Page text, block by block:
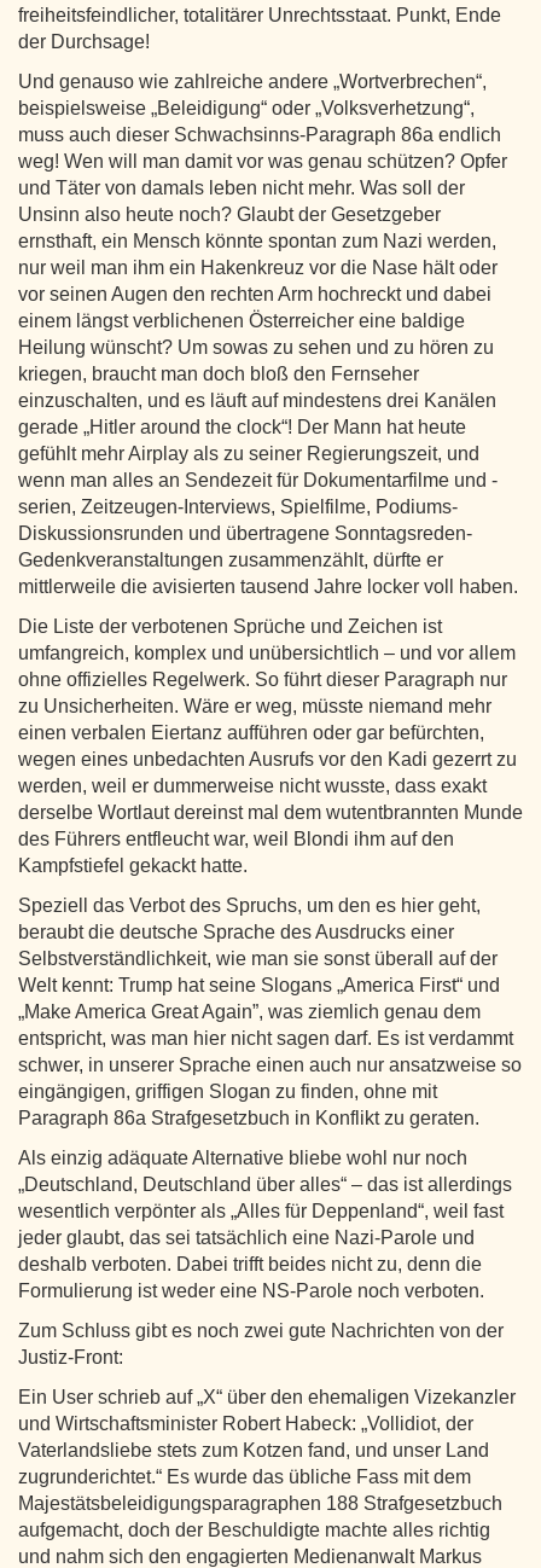
freiheitsfeindlicher, totalitärer Unrechtsstaat. Punkt, Ende
der Durchsage!
Und genauso wie zahlreiche andere „Wortverbrechen“,
beispielsweise „Beleidigung“ oder „Volksverhetzung“,
muss auch dieser Schwachsinns-Paragraph 86a endlich
weg! Wen will man damit vor was genau schützen? Opfer
und Täter von damals leben nicht mehr. Was soll der
Unsinn also heute noch? Glaubt der Gesetzgeber
ernsthaft, ein Mensch könnte spontan zum Nazi werden,
nur weil man ihm ein Hakenkreuz vor die Nase hält oder
vor seinen Augen den rechten Arm hochreckt und dabei
einem längst verblichenen Österreicher eine baldige
Heilung wünscht? Um sowas zu sehen und zu hören zu
kriegen, braucht man doch bloß den Fernseher
einzuschalten, und es läuft auf mindestens drei Kanälen
gerade „Hitler around the clock“! Der Mann hat heute
gefühlt mehr Airplay als zu seiner Regierungszeit, und
wenn man alles an Sendezeit für Dokumentarfilme und -
serien, Zeitzeugen-Interviews, Spielfilme, Podiums-
Diskussionsrunden und übertragene Sonntagsreden-
Gedenkveranstaltungen zusammenzählt, dürfte er
mittlerweile die avisierten tausend Jahre locker voll haben.
Die Liste der verbotenen Sprüche und Zeichen ist
umfangreich, komplex und unübersichtlich – und vor allem
ohne offizielles Regelwerk. So führt dieser Paragraph nur
zu Unsicherheiten. Wäre er weg, müsste niemand mehr
einen verbalen Eiertanz aufführen oder gar befürchten,
wegen eines unbedachten Ausrufs vor den Kadi gezerrt zu
werden, weil er dummerweise nicht wusste, dass exakt
derselbe Wortlaut dereinst mal dem wutentbrannten Munde
des Führers entfleucht war, weil Blondi ihm auf den
Kampfstiefel gekackt hatte.
Speziell das Verbot des Spruchs, um den es hier geht,
beraubt die deutsche Sprache des Ausdrucks einer
Selbstverständlichkeit, wie man sie sonst überall auf der
Welt kennt: Trump hat seine Slogans „America First“ und
„Make America Great Again”, was ziemlich genau dem
entspricht, was man hier nicht sagen darf. Es ist verdammt
schwer, in unserer Sprache einen auch nur ansatzweise so
eingängigen, griffigen Slogan zu finden, ohne mit
Paragraph 86a Strafgesetzbuch in Konflikt zu geraten.
Als einzig adäquate Alternative bliebe wohl nur noch
„Deutschland, Deutschland über alles“ – das ist allerdings
wesentlich verpönter als „Alles für Deppenland“, weil fast
jeder glaubt, das sei tatsächlich eine Nazi-Parole und
deshalb verboten. Dabei trifft beides nicht zu, denn die
Formulierung ist weder eine NS-Parole noch verboten.
Zum Schluss gibt es noch zwei gute Nachrichten von der
Justiz-Front:
Ein User schrieb auf „X“ über den ehemaligen Vizekanzler
und Wirtschaftsminister Robert Habeck: „Vollidiot, der
Vaterlandsliebe stets zum Kotzen fand, und unser Land
zugrunderichtet.“ Es wurde das übliche Fass mit dem
Majestätsbeleidigungsparagraphen 188 Strafgesetzbuch
aufgemacht, doch der Beschuldigte machte alles richtig
und nahm sich den engagierten Medienanwalt Markus